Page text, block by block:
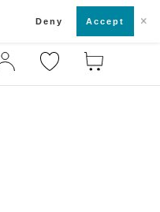
Deny Accept ×